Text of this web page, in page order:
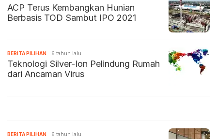
ACP Terus Kembangkan Hunian
Berbasis TOD Sambut IPO 2021
BERITA PILIHAN 6 tahun lalu
Teknologi Silver-Ion Pelindung Rumah
dari Ancaman Virus
BERITA PILIHAN 6 tahun lalu